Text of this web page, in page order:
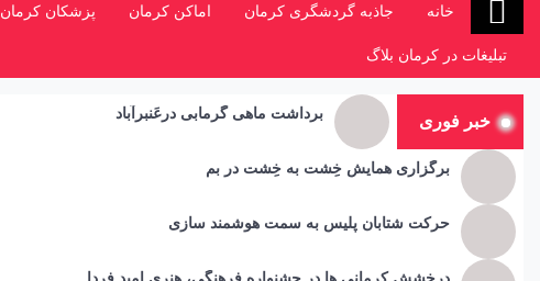
خانه جاذبه گردشگری کرمان اماکن کرمان پزشکان کرمان
تبلیغات در کرمان بلاگ
خبر فوری برداشت ماهی گرمابی درعَنبرآباد
برگزاری همایش خِشت به خِشت در بم
حرکت شتابان پلیس به سمت هوشمند سازی